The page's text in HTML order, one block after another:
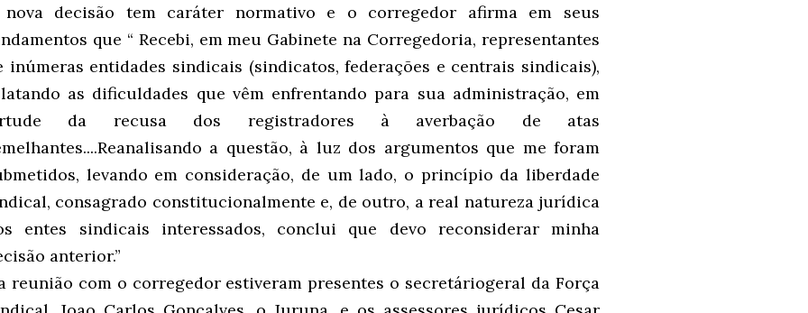
decisão tem caráter normativo e o corregedor afirma em seus
que “ Recebi, em meu Gabinete na Corregedoria, representantes
inúmeras entidades sindicais (sindicatos, federações e centrais sindicais),
as dificuldades que vêm enfrentando para sua administração, em
da recusa dos registradores à averbação de atas
a questão, à luz dos argumentos que me foram
levando em consideração, de um lado, o princípio da liberdade
consagrado constitucionalmente e, de outro, a real natureza jurídica
entes sindicais interessados, conclui que devo reconsiderar minha
anterior.”
reunião com o corregedor estiveram presentes o secretáriogeral da Força